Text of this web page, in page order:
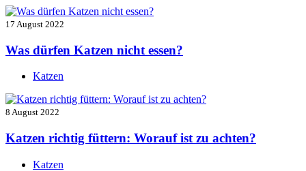
17 August 2022
Was dürfen Katzen nicht essen?
Katzen
8 August 2022
Katzen richtig füttern: Worauf ist zu achten?
Katzen